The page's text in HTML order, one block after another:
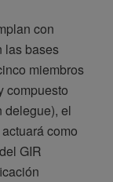
con
las bases
miembros
compuesto
delegue), el
como
GIR